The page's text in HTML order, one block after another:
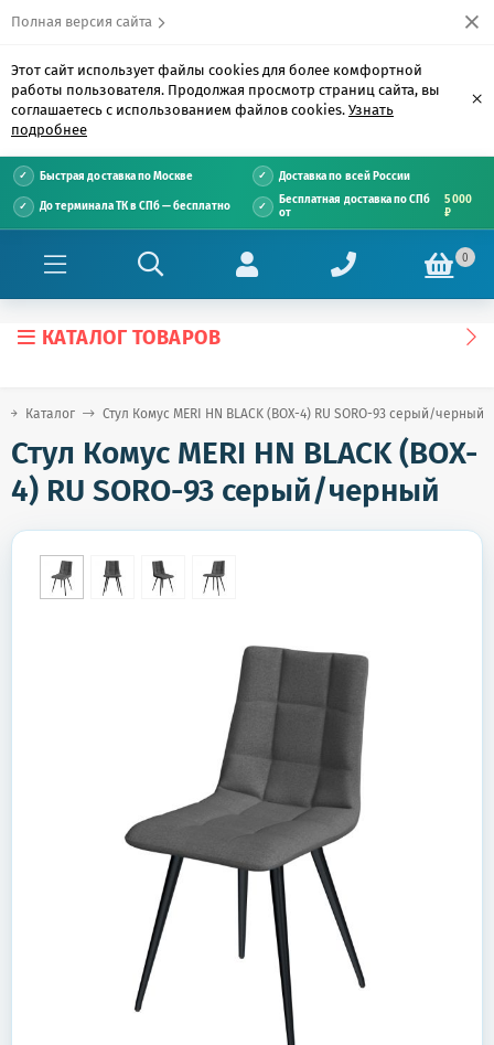
Полная версия сайта
Этот сайт использует файлы cookies для более комфортной
работы пользователя. Продолжая просмотр страниц сайта, вы
соглашаетесь с использованием файлов cookies. Узнать
подробнее
×
Быстрая доставка по Москве Доставка по всей России
До терминала ТК в СПб — бесплатно
Бесплатная доставка по СПб
от
5 000
₽
0
КАТАЛОГ ТОВАРОВ
Каталог Стул Комус MERI HN BLACK (BOX-4) RU SORO-93 серый/черный
Стул Комус MERI HN BLACK (BOX-
4) RU SORO-93 серый/черный